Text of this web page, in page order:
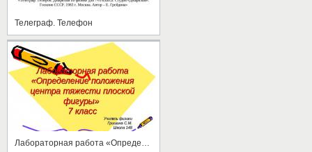
Телеграф. Телефон